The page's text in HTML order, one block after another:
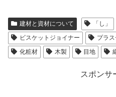
建材と資材について 「し」
ビスケットジョイナー
プラ
化粧材
木製 目地
スポンサ